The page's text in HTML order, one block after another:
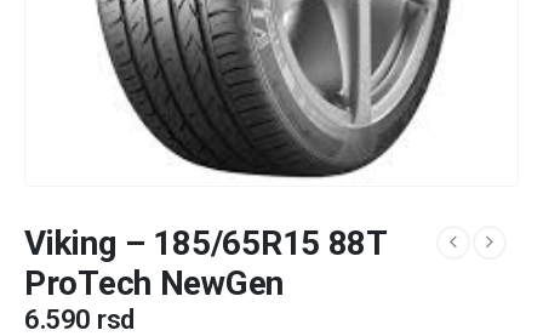
Viking – 185/65R15 88T
ProTech NewGen
6.590 rsd